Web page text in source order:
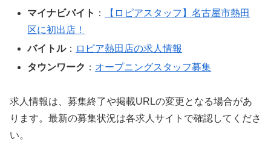
マイナビバイト ：
【ロピアスタッフ】名古屋市熱田
区に初出店！
バイトル： ロピア熱田店の求人情報
タウンワーク ： オープニングスタッフ募集
求人情報は、募集終了や掲載URLの変更となる場合があ
ります。最新の募集状況は各求人サイトで確認してくださ
い。